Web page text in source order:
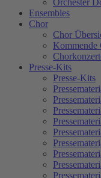
Orchester
Ensembles
Chor
Chor
Kommende
Presse-Kits
Presse-Kits